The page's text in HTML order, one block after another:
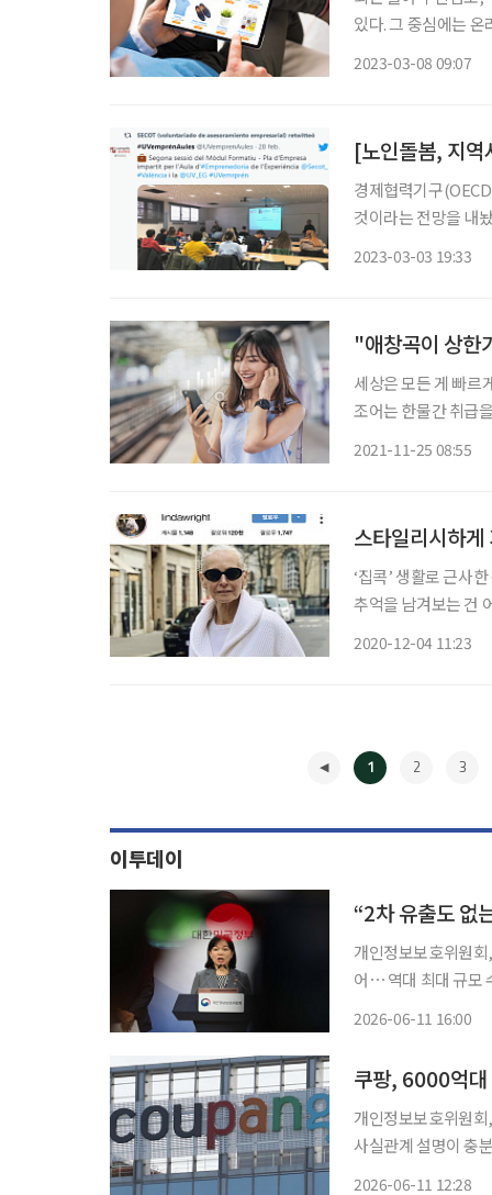
있다. 그 중심에는
2023-03-08 09:07
경제협력기구
것이라는 전망을 내
2023-03-03 19:33
"애창곡이 상한
세상은 모든 게 빠르
조어는 한물간 취급
2021-11-25 08:55
스타일리시하게
‘집콕’ 생활로 근사
추억을 남겨보는 건
2020-12-04 11:23
1 2 3
이투데이
개인정보보호위원
어⋯ 역대 최대 규모
2026-06-11 16:00
개인정보보호위원
사실관계 설명이 충
2026-06-11 12:28